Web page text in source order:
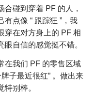
碰到穿着 PF 的人，
点像 “ 跟踪狂 ”，我
穿在对方身上的 PF 相
自信的感觉挺不错。
在我们 PF 的零售区域
子最近很红” 。做出来
别棒。